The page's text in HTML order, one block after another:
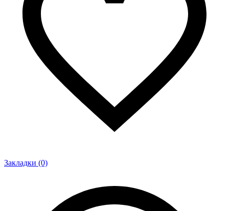
Закладки (0)